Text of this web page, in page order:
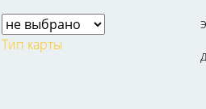
Тип карты